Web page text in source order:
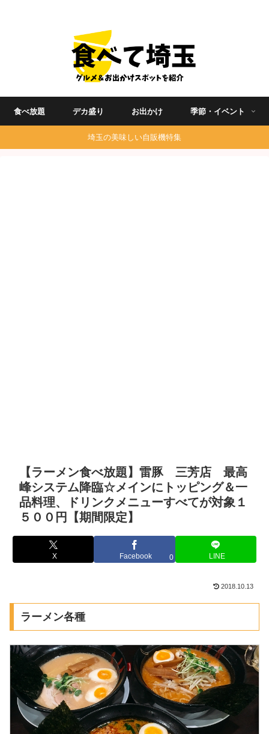
食べ放題 デカ盛り お出かけ 季節・イベント
埼玉の美味しい自販機特集
【ラーメン食べ放題】雷豚 三芳店 最高
峰システム降臨☆メインにトッピング＆一
品料理、ドリンクメニューすべてが対象１
５００円【期間限定】
X Facebook 0 LINE
2018.10.13
ラーメン各種